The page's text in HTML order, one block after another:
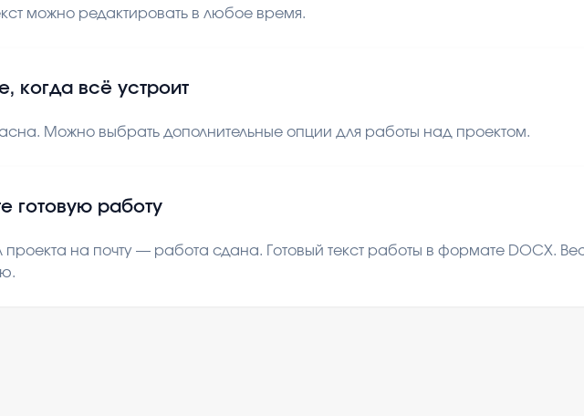
можно редактировать в любое время.
когда всё устроит
Можно выбрать дополнительные опции для работы над проектом.
готовую работу
проекта на почту — работа сдана. Готовый текст работы в формате DOCX.